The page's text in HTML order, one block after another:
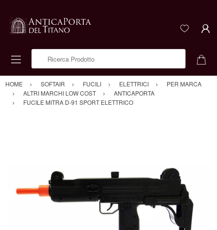
HOME SOFTAIR FUCILI ELETTRICI
PER MARCA
ALTRI MARCHI LOW COST
ANTICAPORTA
FUCILE MITRA D-91 SPORT ELETTRICO